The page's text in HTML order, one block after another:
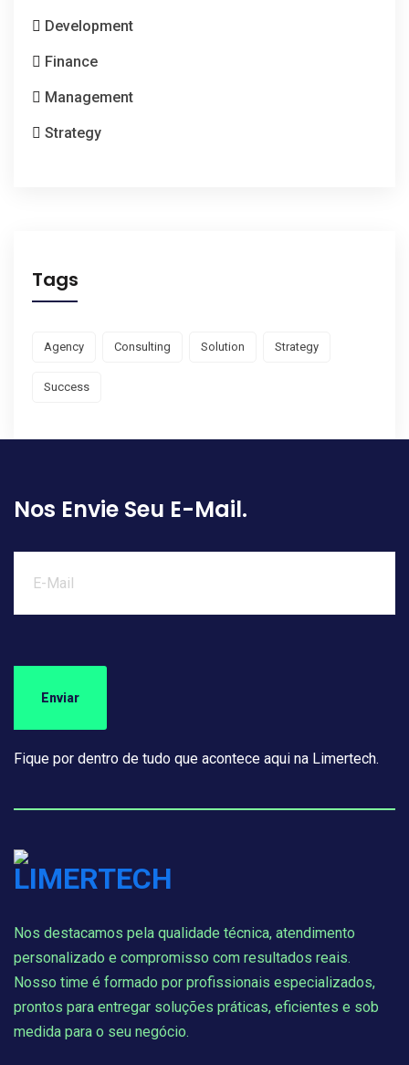
Development
Finance
Management
Strategy
Tags
Agency Consulting Solution Strategy
Success
Nos Envie Seu E-Mail.
Fique por dentro de tudo que acontece aqui na Limertech.
Nos destacamos pela qualidade técnica, atendimento
personalizado e compromisso com resultados reais.
Nosso time é formado por profissionais especializados,
prontos para entregar soluções práticas, eficientes e sob
medida para o seu negócio.